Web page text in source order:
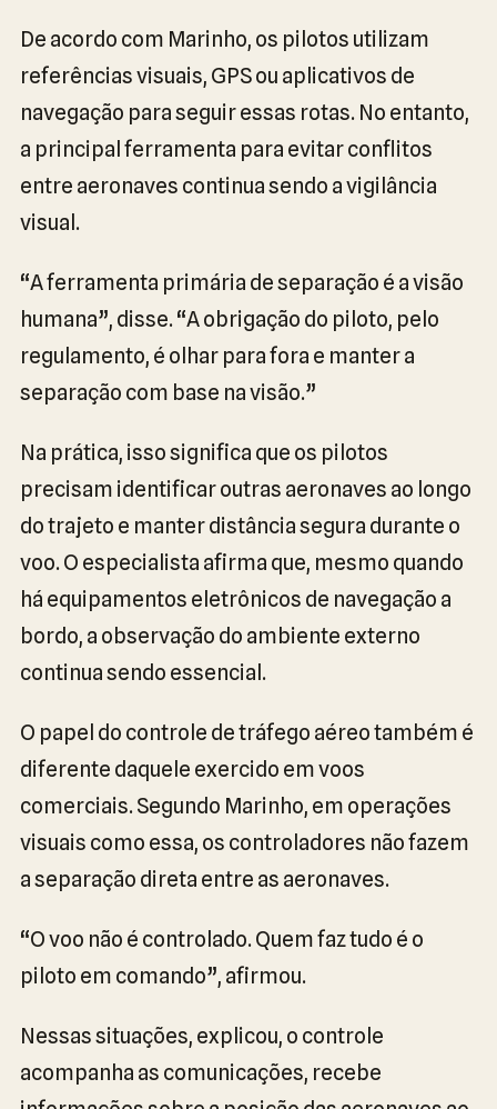
De acordo com Marinho, os pilotos utilizam
referências visuais, GPS ou aplicativos de
navegação para seguir essas rotas. No entanto,
a principal ferramenta para evitar conflitos
entre aeronaves continua sendo a vigilância
visual.
“A ferramenta primária de separação é a visão
humana”, disse. “A obrigação do piloto, pelo
regulamento, é olhar para fora e manter a
separação com base na visão.”
Na prática, isso significa que os pilotos
precisam identificar outras aeronaves ao longo
do trajeto e manter distância segura durante o
voo. O especialista afirma que, mesmo quando
há equipamentos eletrônicos de navegação a
bordo, a observação do ambiente externo
continua sendo essencial.
O papel do controle de tráfego aéreo também é
diferente daquele exercido em voos
comerciais. Segundo Marinho, em operações
visuais como essa, os controladores não fazem
a separação direta entre as aeronaves.
“O voo não é controlado. Quem faz tudo é o
piloto em comando”, afirmou.
Nessas situações, explicou, o controle
acompanha as comunicações, recebe